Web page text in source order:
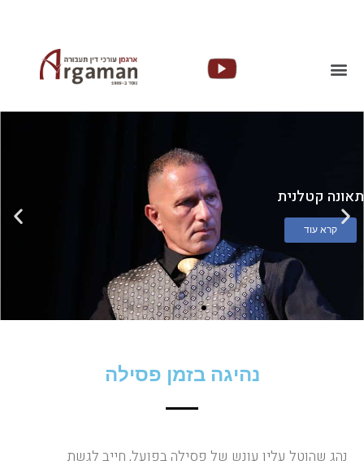
תאונה קטלנית
קרא עוד
נהיגה בזמן פסילה
נהג שהוטל עליו עונש של פסילה בפועל, חייב לגשת